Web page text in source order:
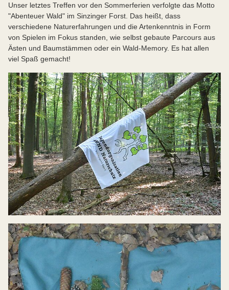
Unser letztes Treffen vor den Sommerferien verfolgte das Motto
"Abenteuer Wald" im Sinzinger Forst. Das heißt, dass
verschiedene Naturerfahrungen und die Artenkenntnis in Form
von Spielen im Fokus standen, wie selbst gebaute Parcours aus
Ästen und Baumstämmen oder ein Wald-Memory. Es hat allen
viel Spaß gemacht!